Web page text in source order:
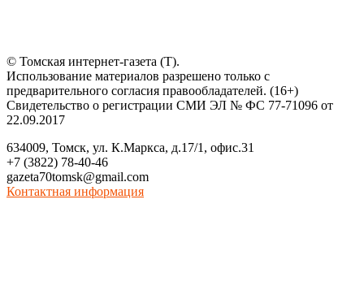
© Томская интернет-газета (Т).
Использование материалов разрешено только с
предварительного согласия правообладателей. (16+)
Свидетельство о регистрации СМИ ЭЛ № ФС 77-71096 от
22.09.2017
634009, Томск, ул. К.Маркса, д.17/1, офис.31
+7 (3822) 78-40-46
gazeta70tomsk@gmail.com
Контактная информация